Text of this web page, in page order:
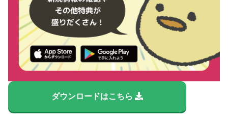
ダウンロードはこちら